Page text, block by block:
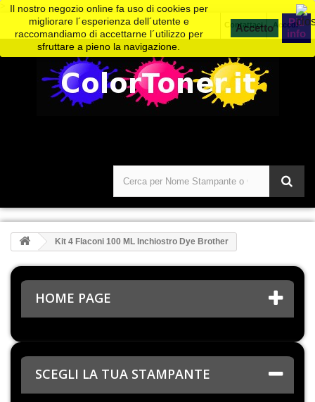
Accedi
Contattaci
Il nostro negozio online fa uso di cookies per
migliorare l´esperienza dell´utente e
raccomandiamo di accettarne l´utilizzo per
sfruttare a pieno la navigazione.
Piú
info
Kit 4 Flaconi 100 ML Inchiostro Dye Brother
HOME PAGE
SCEGLI LA TUA STAMPANTE